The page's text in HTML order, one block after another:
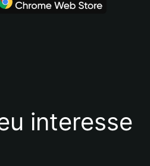
interesse